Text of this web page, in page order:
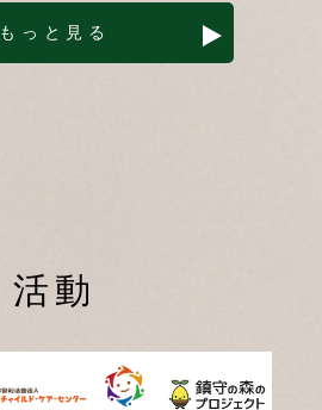
もっと見る
活動